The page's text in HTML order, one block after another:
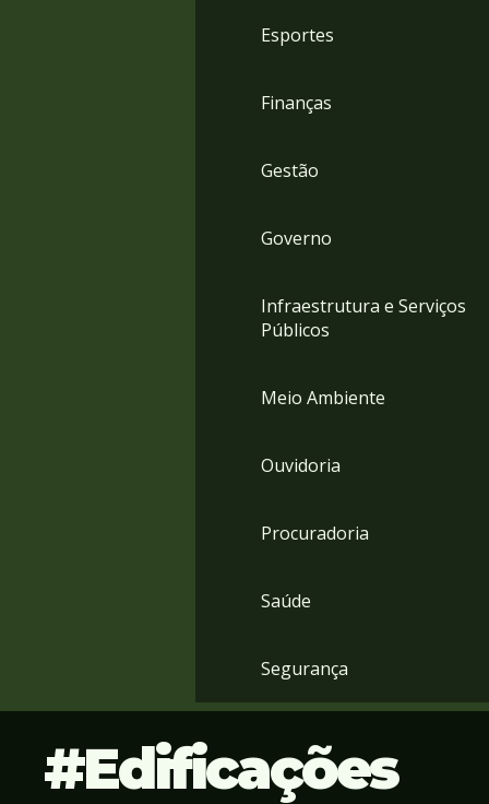
Esportes
Finanças
Gestão
Governo
Infraestrutura e Serviços
Públicos
Meio Ambiente
Ouvidoria
Procuradoria
Saúde
Segurança
Edificações